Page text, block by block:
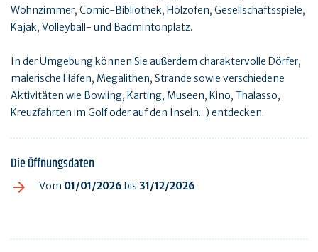
Wohnzimmer, Comic-Bibliothek, Holzofen, Gesellschaftsspiele,
Kajak, Volleyball- und Badmintonplatz.
In der Umgebung können Sie außerdem charaktervolle Dörfer,
malerische Häfen, Megalithen, Strände sowie verschiedene
Aktivitäten wie Bowling, Karting, Museen, Kino, Thalasso,
Kreuzfahrten im Golf oder auf den Inseln...) entdecken.
Die Öffnungsdaten
Vom 01/01/2026 bis 31/12/2026